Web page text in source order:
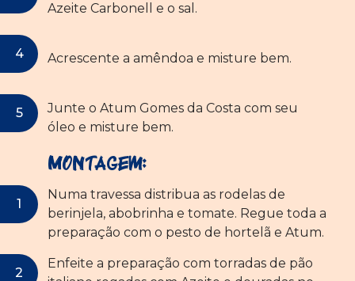
Azeite Carbonell e o sal.
Acrescente a amêndoa e misture bem.
Junte o Atum Gomes da Costa com seu
óleo e misture bem.
Montagem:
Numa travessa distribua as rodelas de
berinjela, abobrinha e tomate. Regue toda a
preparação com o pesto de hortelã e Atum.
Enfeite a preparação com torradas de pão